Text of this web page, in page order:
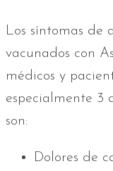
Los síntomas de
vacunados con
médicos y
especialmente 3
son:
Dolores de